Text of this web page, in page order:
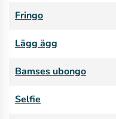
Fringo
Lägg ägg
Bamses ubongo
Selfie